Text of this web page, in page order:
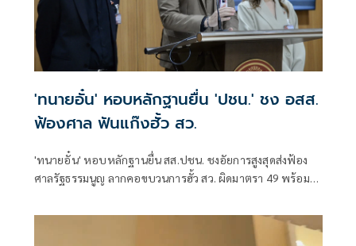
'ทนายอั๋น' หอบหลักฐานยื่น 'ปชน.' ชง อสส.
ฟ้องศาล ฟันแก๊งฮั้ว สว.
'ทนายอั๋น' หอบหลักฐานยื่น สส.ปชน. ชงอัยการสูงสุดส่งฟ้อง
ศาลรัฐธรรมนูญ ลากคอขบวนการฮั้ว สว. ผิดมาตรา 49 พร้อม